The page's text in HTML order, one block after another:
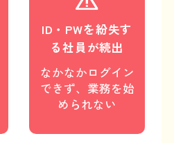
ID・PWを紛失す
る社員が続出
なかなかログイン
できず、業務を始
められない